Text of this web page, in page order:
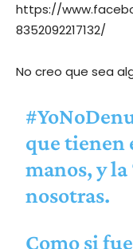
https://
8352092217132/
No creo que sea
que tienen
manos, y
nosotras.
Como si